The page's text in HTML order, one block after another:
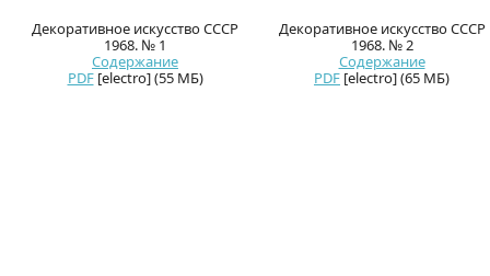
Декоративное искусство СССР
1968. № 1
Содержание
PDF[electro] (55 МБ)
Декоративное искусство СССР
1968. № 2
Содержание
PDF [electro] (65 МБ)